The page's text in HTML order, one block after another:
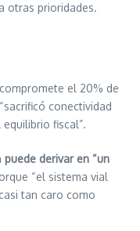
otras prioridades.
el 20% de
conectividad
fiscal”.
puede derivar en “un
“el sistema vial
tan caro como